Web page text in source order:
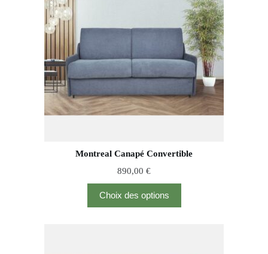
Montreal Canapé Convertible
890,00 €
Choix des options